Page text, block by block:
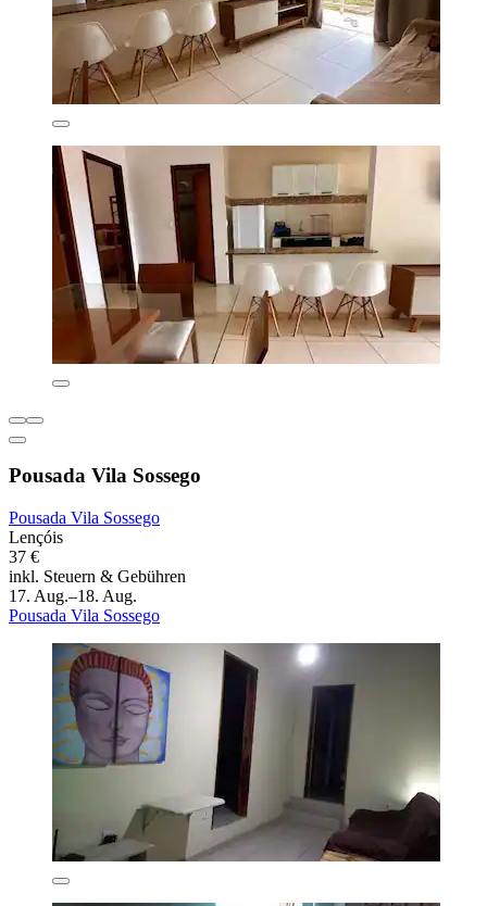
Pousada Vila Sossego
Pousada Vila Sossego
Lençóis
37 €
inkl. Steuern & Gebühren
17. Aug.–18. Aug.
Pousada Vila Sossego